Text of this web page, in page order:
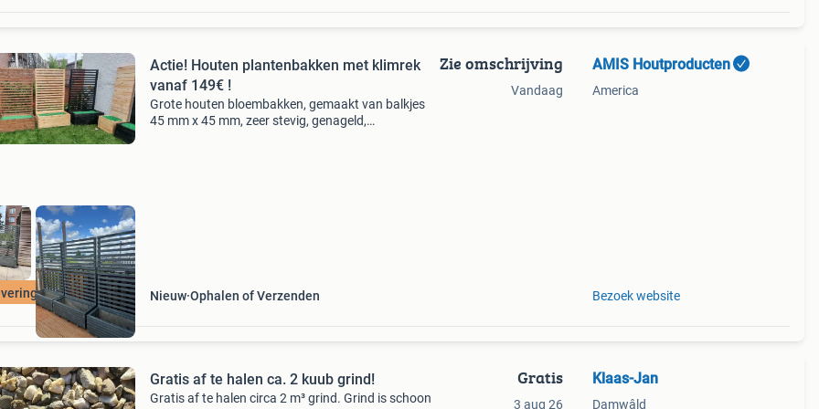
gratis !
Actie! Houten plantenbakken met klimrek
vanaf 149€ !
Grote houten bloembakken, gemaakt van balkjes
45 mm x 45 mm, zeer stevig, genageld,
Nieuw Ophalen of Verzenden
Zie omschrijving
Vandaag
AMIS Houtproducten
America
Bezoek website
Gratis af te halen ca. 2 kuub grind!
Gratis af te halen circa 2 m³ grind. Grind is schoon
Gratis
3 aug 26
Klaas-Jan
Damwâld